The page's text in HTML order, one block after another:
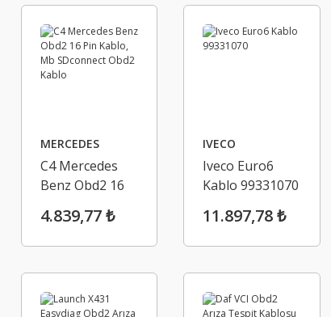
MERCEDES
C4 Mercedes
Benz Obd2 16
SDconnect
Obd2 Kablo
4.839,77 ₺
IVECO
Iveco Euro6
Kablo 99331070
11.897,78 ₺